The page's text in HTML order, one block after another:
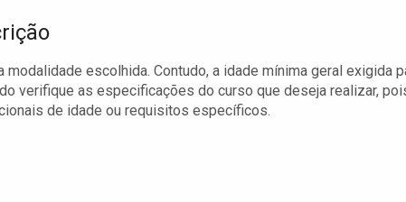
escolhida. Contudo, a idade mínima geral exigida
verifique as especificações do curso que deseja realizar,
de idade ou requisitos específicos.